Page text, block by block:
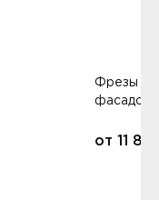
Фрезы
фасадов
от 11